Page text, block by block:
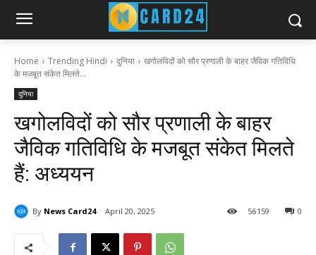
Home Trending Hindi दुनिया
खगोलविदों को सौर प्रणाली के बाहर जैविक गतिविधि
के मजबूत संकेत मिलते...
दुनिया
खगोलविदों को सौर प्रणाली के बाहर
जैविक गतिविधि के मजबूत संकेत मिलते
हैं: अध्ययन
By News Card24 April 20, 2025 0
56159